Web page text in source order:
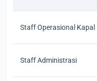
Staff Operasional Kapal
Staff Administrasi